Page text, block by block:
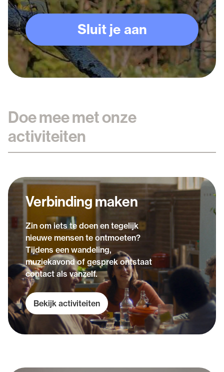
Sluit je aan
Doe mee met onze
activiteiten
Verbinding maken
Zin om iets te doen en tegelijk
nieuwe mensen te ontmoeten?
Tijdens een wandeling,
muziekavond of gesprek ontstaat
contact als vanzelf.
Bekijk activiteiten